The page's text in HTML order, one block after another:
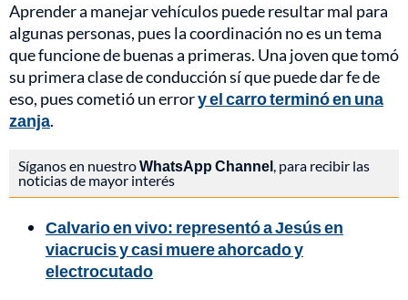
Aprender a manejar vehículos puede resultar mal para
algunas personas, pues la coordinación no es un tema
que funcione de buenas a primeras. Una joven que tomó
su primera clase de conducción sí que puede dar fe de
eso, pues cometió un errory el carro terminó en una
zanja.
Síganos en nuestroWhatsApp Channel, para recibir las
noticias de mayor interés
Calvario en vivo: representó a Jesús en
viacrucis y casi muere ahorcado y
electrocutado